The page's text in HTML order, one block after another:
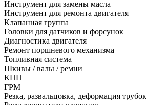
Инструмент для замены масла
Инструмент для ремонта двигателя
Клапанная группа
Головки для датчиков и форсунок
Диагностика двигателя
Ремонт поршневого механизма
Топливная система
Шкивы / валы / ремни
КПП
ГРМ
Резка, развальцовка, деформация трубок